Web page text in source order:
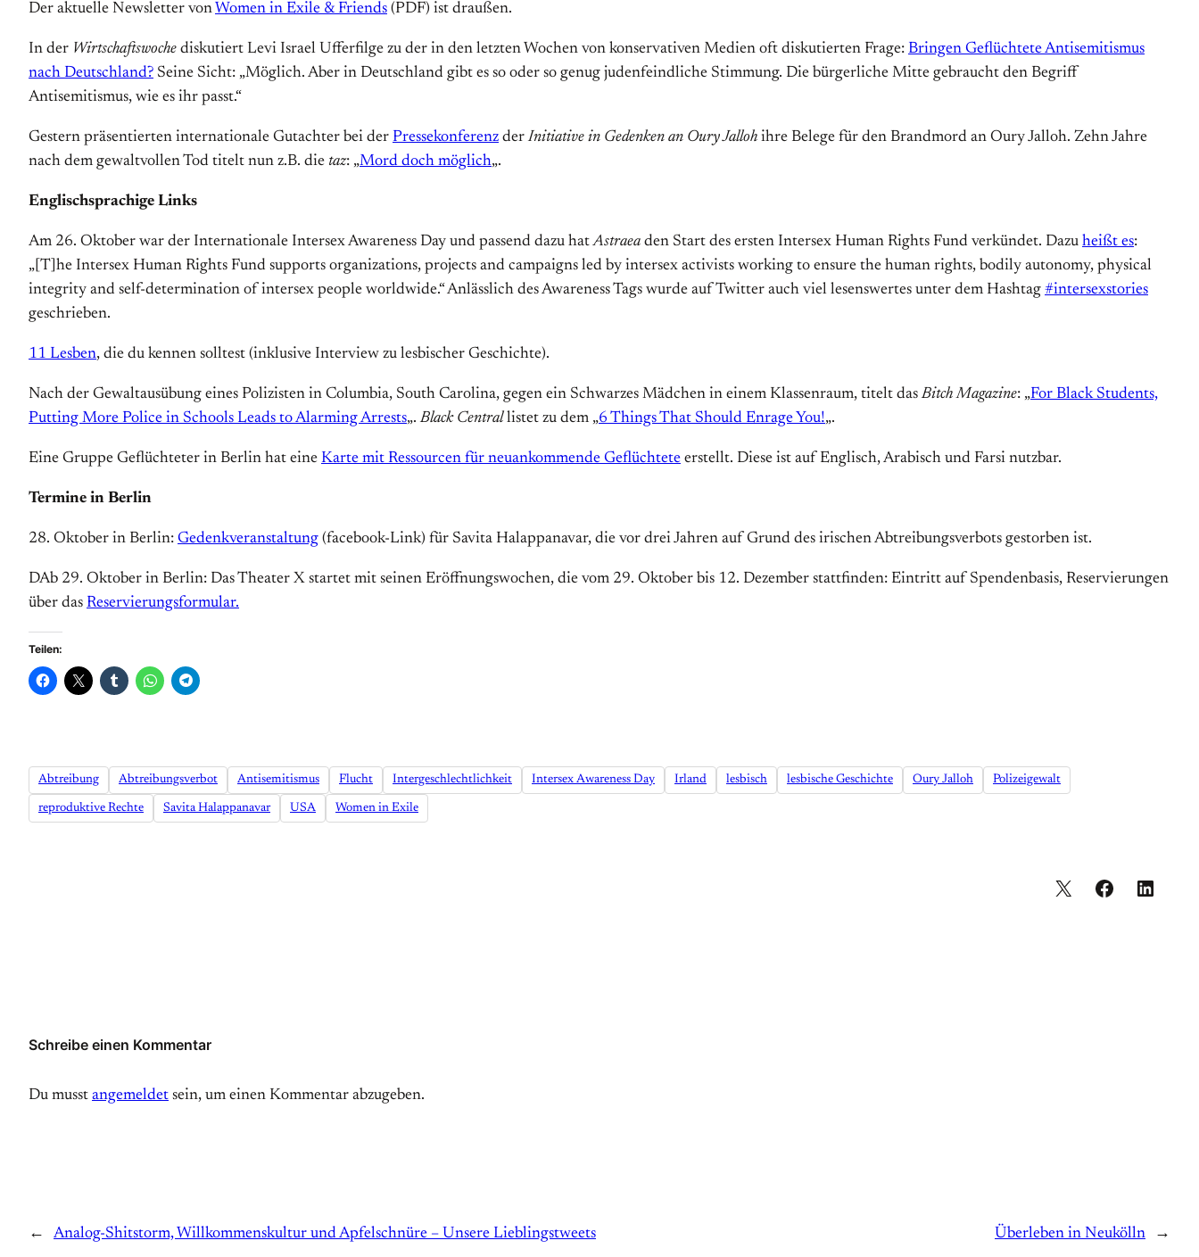
Der aktuelle Newsletter von Women in Exile & Friends (PDF) ist draußen.
In der Wirtschaftswoche diskutiert Levi Israel Ufferfilge zu der in den letzten Wochen von konservativen Medien oft diskutierten Frage: Bringen Geflüchtete Antisemitismus
nach Deutschland? Seine Sicht: „Möglich. Aber in Deutschland gibt es so oder so genug judenfeindliche Stimmung. Die bürgerliche Mitte gebraucht den Begriff
Antisemitismus, wie es ihr passt.“
Gestern präsentierten internationale Gutachter bei der Pressekonferenz der Initiative in Gedenken an Oury Jalloh ihre Belege für den Brandmord an Oury Jalloh. Zehn Jahre
nach dem gewaltvollen Tod titelt nun z.B. die taz: „Mord doch möglich„.
Englischsprachige Links
Am 26. Oktober war der Internationale Intersex Awareness Day und passend dazu hatAstraea den Start des ersten Intersex Human Rights Fund verkündet. Dazu heißt es:
„[T]he Intersex Human Rights Fund supports organizations, projects and campaigns led by intersex activists working to ensure the human rights, bodily autonomy, physical
integrity and self-determination of intersex people worldwide.“ Anlässlich des Awareness Tags wurde auf Twitter auch viel lesenswertes unter dem Hashtag #intersexstories
geschrieben.
11 Lesben, die du kennen solltest (inklusive Interview zu lesbischer Geschichte).
Nach der Gewaltausübung eines Polizisten in Columbia, South Carolina, gegen ein Schwarzes Mädchen in einem Klassenraum, titelt dasBitch Magazine: „For Black Students,
Putting More Police in Schools Leads to Alarming Arrests„.Black Centrallistet zu dem „6 Things That Should Enrage You!„.
Eine Gruppe Geflüchteter in Berlin hat eine Karte mit Ressourcen für neuankommende Geflüchtete erstellt. Diese ist auf Englisch, Arabisch und Farsi nutzbar.
Termine in Berlin
28. Oktober in Berlin: Gedenkveranstaltung (facebook-Link) für Sa­vita Ha­lap­pa­na­var, die vor drei Jahren auf Grund des irischen Abtreibungsverbots gestorben ist.
DAb 29. Oktober in Berlin: Das Theater X startet mit seinen Eröffnungswochen, die vom 29. Oktober bis 12. Dezember stattfinden: Eintritt auf Spendenbasis, Reservierungen
über das Reservierungsformular.
Teilen:
Abtreibung Abtreibungsverbot Antisemitismus Flucht Intergeschlechtlichkeit Intersex Awareness Day Irland lesbisch lesbische Geschichte Oury Jalloh Polizeigewalt
reproduktive Rechte Savita Halappanavar USA Women in Exile
Schreibe einen Kommentar
Du musst angemeldet sein, um einen Kommentar abzugeben.
← Analog-Shitstorm, Willkommenskultur und Apfelschnüre – Unsere Lieblingstweets Überleben in Neukölln →